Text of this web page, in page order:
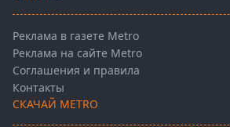
Реклама в газете Metro
Реклама на сайте Metro
Соглашения и правила
Контакты
СКАЧАЙ METRO